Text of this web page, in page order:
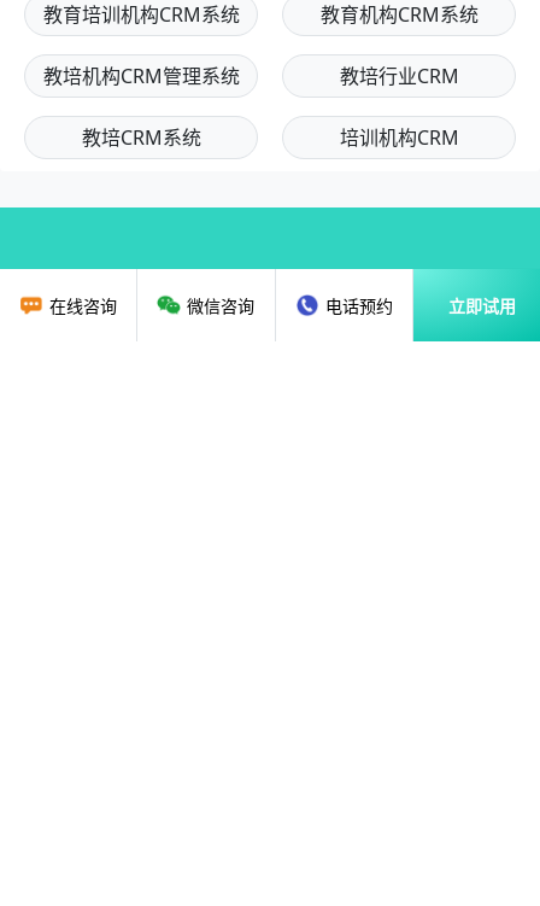
教育培训机构CRM系统 教育机构CRM系统
教培机构CRM管理系统 教培行业CRM
教培CRM系统 培训机构CRM
在线咨询 微信咨询 电话预约 立即试用